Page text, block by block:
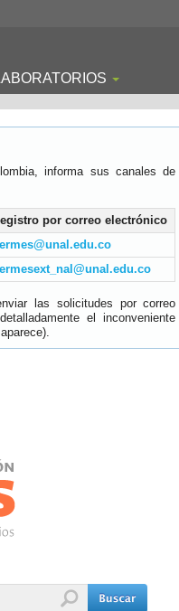
informa sus canales de
por correo electrónico
las solicitudes por correo
el inconveniente